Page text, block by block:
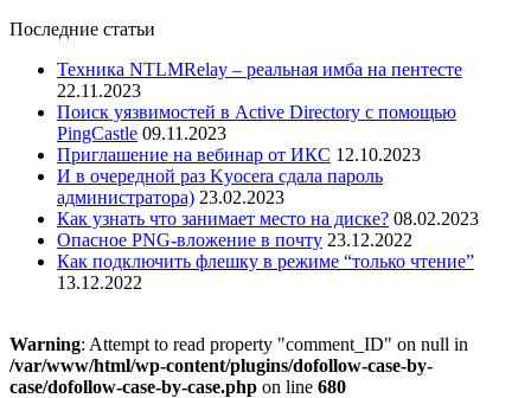
Последние статьи
Техника NTLMRelay – реальная имба на пентесте
22.11.2023
Поиск уязвимостей в Active Directory с помощью
PingCastle 09.11.2023
Приглашение на вебинар от ИКС 12.10.2023
И в очередной раз Kyocera сдала пароль
администратора) 23.02.2023
Как узнать что занимает место на диске? 08.02.2023
Опасное PNG-вложение в почту 23.12.2022
Как подключить флешку в режиме “только чтение”
13.12.2022
Warning: Attempt to read property "comment_ID" on null in
/var/www/html/wp-content/plugins/dofollow-case-by-
case/dofollow-case-by-case.php on line 680